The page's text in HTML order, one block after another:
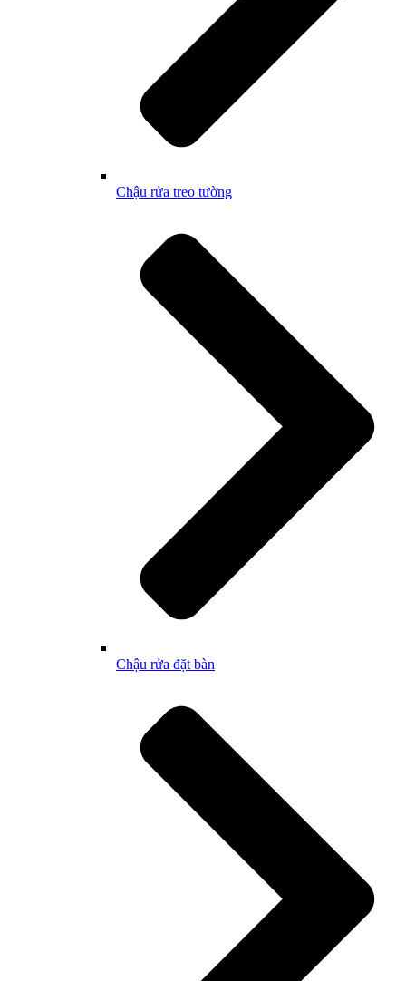
Chậu rửa treo tường
Chậu rửa đặt bàn